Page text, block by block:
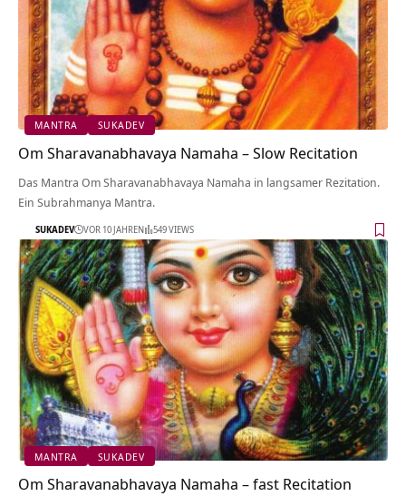
MANTRA SUKADEV
Om Sharavanabhavaya Namaha – Slow Recitation
Das Mantra Om Sharavanabhavaya Namaha in langsamer Rezitation.
Ein Subrahmanya Mantra.
SUKADEV VOR 10 JAHREN 549 VIEWS
MANTRA SUKADEV
Om Sharavanabhavaya Namaha – fast Recitation